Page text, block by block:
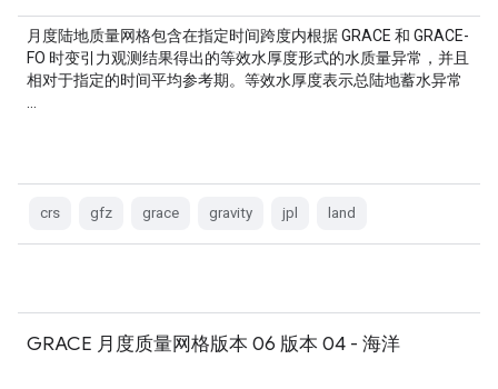
月度陆地质量网格包含在指定时间跨度内根据 GRACE 和 GRACE-
FO 时变引力观测结果得出的等效水厚度形式的水质量异常，并且
相对于指定的时间平均参考期。等效水厚度表示总陆地蓄水异常
crs gfz grace gravity jpl land
GRACE 月度质量网格版本 06 版本 04 - 海洋